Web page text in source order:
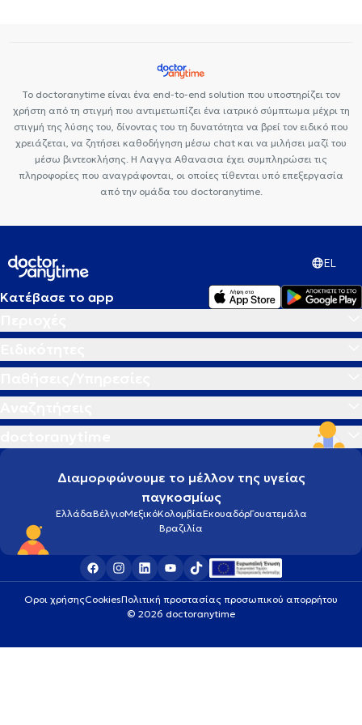
Το doctoranytime είναι ένα end-to-end solution που υποστηρίζει τον
χρήστη από τη στιγμή που αντιμετωπίζει ένα ιατρικό σύμπτωμα μέχρι τη
στιγμή της λύσης του, δίνοντας του τη δυνατότητα να βρεί τον ειδικό που
χρειάζεται, να ζητήσει καθοδήγηση μέσω chat και να μιλήσει μαζί του
μέσω βιντεοκλήσης. Η Λαγγα Αθανασια έχει συμπληρώσει τις
πληροφορίες που αναγράφονται, οι οποίες τίθενται υπό επεξεργασία
από την ομάδα του doctoranytime.
EL
Κατέβασε το app
Διαμορφώνουμε το μέλλον της υγείας
παγκοσμίως
ΕλλάδαΒέλγιοΜεξικόΚολομβίαΕκουαδόρΓουατεμάλα
Βραζιλία
Οροι χρήσηςCookiesΠολιτική προστασίας προσωπικού απορρήτου
© 2026 doctoranytime